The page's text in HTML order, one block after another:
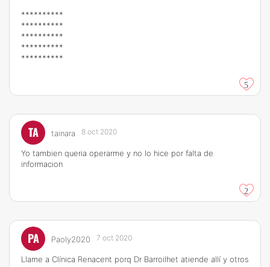
**********
**********
**********
**********
**********
5
TA tainara 8 oct 2020
Yo tambien queria operarme y no lo hice por falta de
informacion
2
PA Paoly2020 7 oct 2020
Llame a Clínica Renacent porq Dr Barroilhet atiende allí y otros